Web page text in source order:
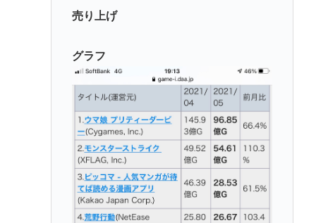
日産e-power、無給油で1980km走行しギネス記録を
【高市】「ナフサがなくなる」現状超頑張って延命
してるだけでどんどん不足してる状況は改善してな
いのにもうナフサあることになった理由
【速報】イオン熊本の爆心地に“マップにない部
屋” 店員らが語った爆発直前の様子
【悲報】みいちゃん作者「みいちゃん母は障害者な
ので自分が殺したと思い込んで自白しました」←な
ジャンプストアで大量注文→キャンセルを繰り返し
売り上げ
グラフ